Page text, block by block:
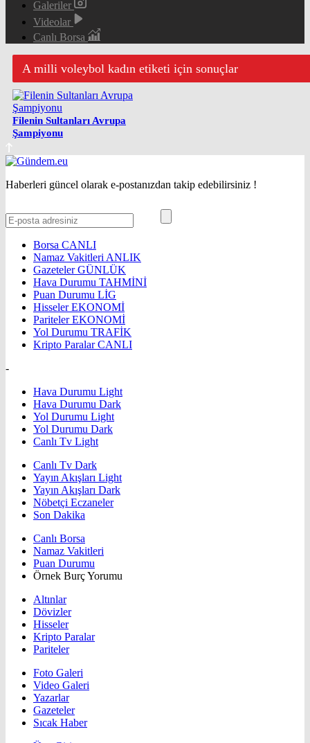
Galeriler
Videolar
Canlı Borsa
A milli voleybol kadın etiketi için sonuçlar
Filenin Sultanları Avrupa
Şampiyonu
Haberleri güncel olarak e-postanızdan takip edebilirsiniz !
Borsa CANLI
Namaz Vakitleri ANLIK
GazetelerGÜNLÜK
Hava Durumu TAHMİNİ
Puan Durumu LİG
HisselerEKONOMİ
ParitelerEKONOMİ
Yol Durumu TRAFİK
Kripto ParalarCANLI
-
Hava Durumu Light
Hava Durumu Dark
Yol Durumu Light
Yol Durumu Dark
Canlı Tv Light
Canlı Tv Dark
Yayın Akışları Light
Yayın Akışları Dark
Nöbetçi Eczaneler
Son Dakika
Canlı Borsa
Namaz Vakitleri
Puan Durumu
Örnek Burç Yorumu
Altınlar
Dövizler
Hisseler
Kripto Paralar
Pariteler
Foto Galeri
Video Galeri
Yazarlar
Gazeteler
Sıcak Haber